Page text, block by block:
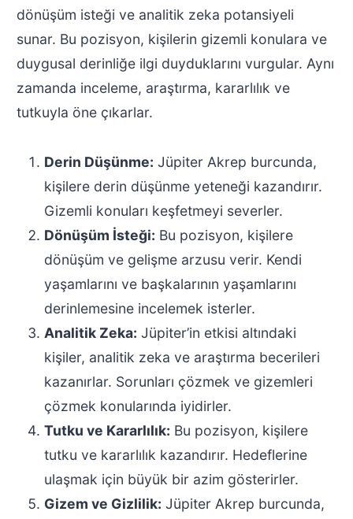
dönüşüm isteği ve analitik zeka potansiyeli
sunar. Bu pozisyon, kişilerin gizemli konulara ve
duygusal derinliğe ilgi duyduklarını vurgular. Aynı
zamanda inceleme, araştırma, kararlılık ve
tutkuyla öne çıkarlar.
Derin Düşünme: Jüpiter Akrep burcunda,
kişilere derin düşünme yeteneği kazandırır.
Gizemli konuları keşfetmeyi severler.
Dönüşüm İsteği: Bu pozisyon, kişilere
dönüşüm ve gelişme arzusu verir. Kendi
yaşamlarını ve başkalarının yaşamlarını
derinlemesine incelemek isterler.
Analitik Zeka: Jüpiter’in etkisi altındaki
kişiler, analitik zeka ve araştırma becerileri
kazanırlar. Sorunları çözmek ve gizemleri
çözmek konularında iyidirler.
Tutku ve Kararlılık: Bu pozisyon, kişilere
tutku ve kararlılık kazandırır. Hedeflerine
ulaşmak için büyük bir azim gösterirler.
Gizem ve Gizlilik: Jüpiter Akrep burcunda,